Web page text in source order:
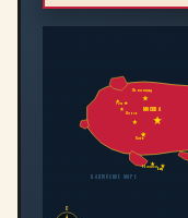
МОСКВА
Ленинград
Киев
Минск
ТбилисиБаку
Рига
С
БАЛТИЙСКОЕ МОРЕ